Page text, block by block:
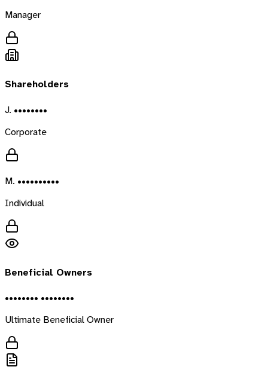
Manager
Shareholders
J. ••••••••
Corporate
M. ••••••••••
Individual
Beneficial Owners
•••••••• ••••••••
Ultimate Beneficial Owner